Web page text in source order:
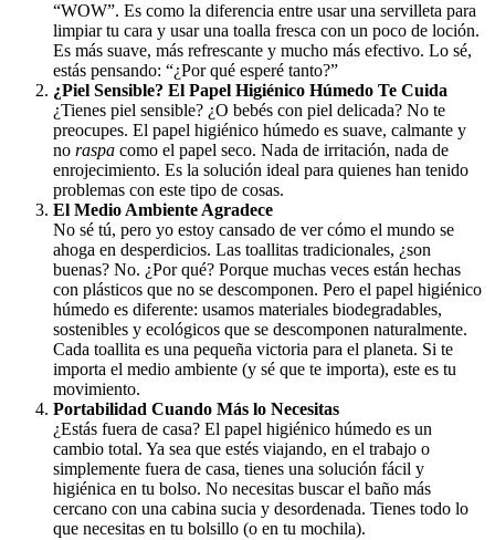
“WOW”. Es como la diferencia entre usar una servilleta para
limpiar tu cara y usar una toalla fresca con un poco de loción.
Es más suave, más refrescante y mucho más efectivo. Lo sé,
estás pensando: “¿Por qué esperé tanto?”
¿Piel Sensible? El Papel Higiénico Húmedo Te Cuida
¿Tienes piel sensible? ¿O bebés con piel delicada? No te
preocupes. El papel higiénico húmedo es suave, calmante y
no raspa como el papel seco. Nada de irritación, nada de
enrojecimiento. Es la solución ideal para quienes han tenido
problemas con este tipo de cosas.
El Medio Ambiente Agradece
No sé tú, pero yo estoy cansado de ver cómo el mundo se
ahoga en desperdicios. Las toallitas tradicionales, ¿son
buenas? No. ¿Por qué? Porque muchas veces están hechas
con plásticos que no se descomponen. Pero el papel higiénico
húmedo es diferente: usamos materiales biodegradables,
sostenibles y ecológicos que se descomponen naturalmente.
Cada toallita es una pequeña victoria para el planeta. Si te
importa el medio ambiente (y sé que te importa), este es tu
movimiento.
Portabilidad Cuando Más lo Necesitas
¿Estás fuera de casa? El papel higiénico húmedo es un
cambio total. Ya sea que estés viajando, en el trabajo o
simplemente fuera de casa, tienes una solución fácil y
higiénica en tu bolso. No necesitas buscar el baño más
cercano con una cabina sucia y desordenada. Tienes todo lo
que necesitas en tu bolsillo (o en tu mochila).